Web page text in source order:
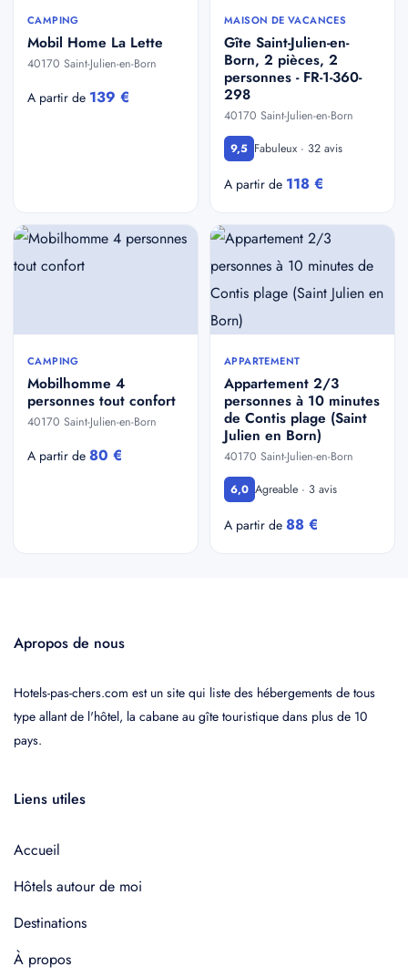
CAMPING
Mobil Home La Lette
40170 Saint-Julien-en-Born
A partir de 139 €
MAISON DE VACANCES
Gîte Saint-Julien-en-
Born, 2 pièces, 2
personnes - FR-1-360-
298
40170 Saint-Julien-en-Born
9,5 Fabuleux · 32 avis
A partir de 118 €
CAMPING
Mobilhomme 4
personnes tout confort
40170 Saint-Julien-en-Born
A partir de 80 €
APPARTEMENT
Appartement 2/3
personnes à 10 minutes
de Contis plage (Saint
Julien en Born)
40170 Saint-Julien-en-Born
6,0 Agreable · 3 avis
A partir de 88 €
Apropos de nous
Hotels-pas-chers.com est un site qui liste des hébergements de tous
type allant de l'hôtel, la cabane au gîte touristique dans plus de 10
pays.
Liens utiles
Accueil
Hôtels autour de moi
Destinations
À propos